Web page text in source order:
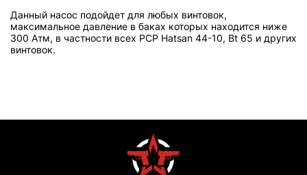
Данный насос подойдет для любых винтовок,
максимальное давление в баках которых находится ниже
300 Атм, в частности всех PCP Hatsan 44-10, Bt 65 и других
винтовок.